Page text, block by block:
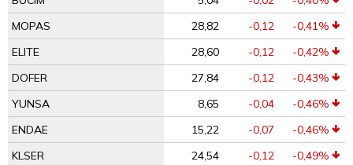
MOPAS
28,82 -0,12
-0,41%
ELITE
28,60 -0,12
-0,42%
DOFER
27,84 -0,12
-0,43%
YUNSA
8,65 -0,04
-0,46%
ENDAE
15,22 -0,07
-0,46%
KLSER
24,54 -0,12
-0,49%